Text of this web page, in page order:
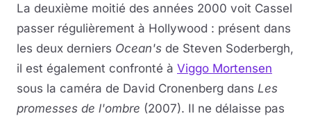
La deuxième moitié des années 2000 voit Cassel
passer régulièrement à Hollywood : présent dans
les deux derniers Ocean's de Steven Soderbergh,
il est également confronté à Viggo Mortensen
sous la caméra de David Cronenberg dans Les
promesses de l'ombre (2007). Il ne délaisse pas